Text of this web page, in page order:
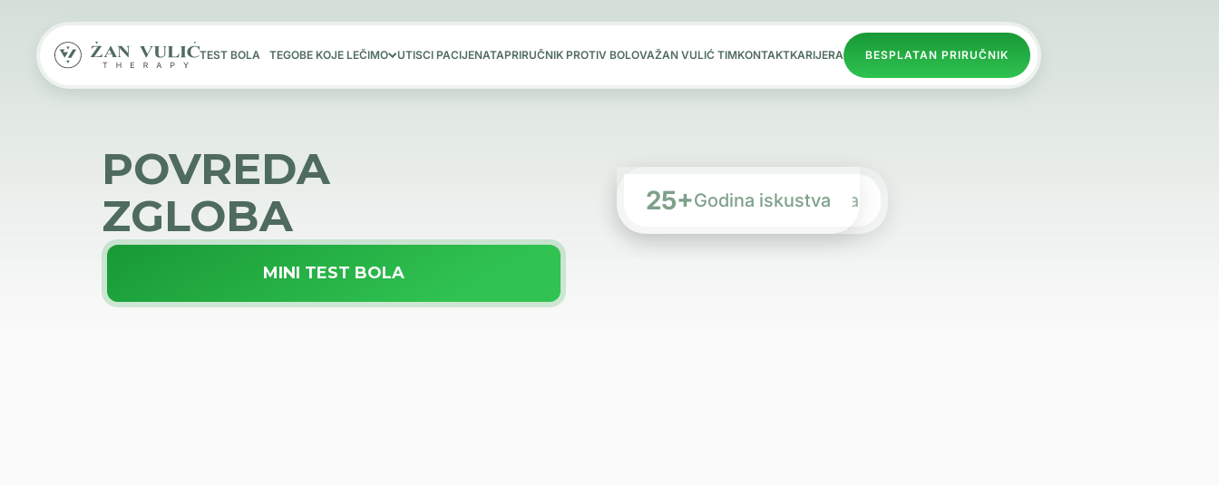
KARIJERA
KONTAKT
ŽAN VULIĆ TIM
PRIRUČNIK PROTIV BOLOVA
UTISCI PACIJENATA
TEGOBE KOJE LEČIMO
TEST BOLA BESPLATAN PRIRUČNIK
POVREDA
ZGLOBA
MINI TEST BOLA
100%Prirodna terapija
25+Godina iskustva